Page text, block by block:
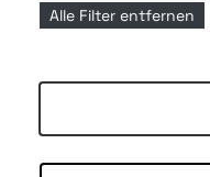
Alle Filter entfernen